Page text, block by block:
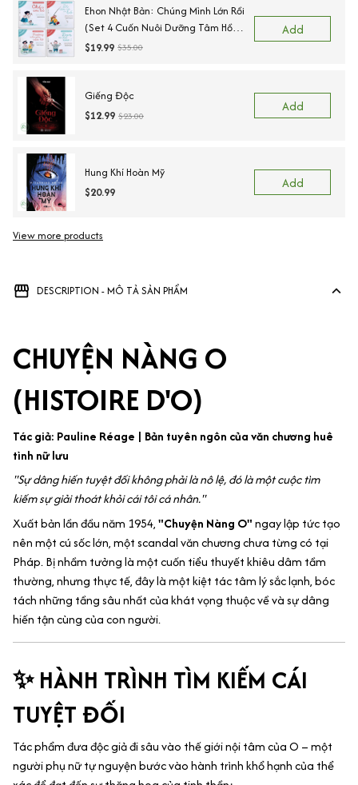
Ehon Nhật Bản: Chúng Mình Lớn Rồi
(Set 4 Cuốn Nuôi Dưỡng Tâm Hồn
Trẻ Từ 3-6 Tuổi / Ehon Cùng Con
$19.99 $35.00
Add
Giếng Độc
$12.99 $23.00
Add
Hung Khí Hoàn Mỹ
$20.99
Add
View more products
DESCRIPTION - MÔ TẢ SẢN PHẨM
CHUYỆN NÀNG O
(HISTOIRE D'O)
Tác giả: Pauline Réage | Bản tuyên ngôn của văn chương huê
tình nữ lưu
"Sự dâng hiến tuyệt đối không phải là nô lệ, đó là một cuộc tìm
kiếm sự giải thoát khỏi cái tôi cá nhân."
Xuất bản lần đầu năm 1954,"Chuyện Nàng O"ngay lập tức tạo
nên một cú sốc lớn, một scandal văn chương chưa từng có tại
Pháp. Bị nhầm tưởng là một cuốn tiểu thuyết khiêu dâm tầm
thường, nhưng thực tế, đây là một kiệt tác tâm lý sắc lạnh, bóc
tách những tầng sâu nhất của khát vọng thuộc về và sự dâng
hiến tận cùng của con người.
✨ HÀNH TRÌNH TÌM KIẾM CÁI
TUYỆT ĐỐI
Tác phẩm đưa độc giả đi sâu vào thế giới nội tâm của O – một
người phụ nữ tự nguyện bước vào hành trình khổ hạnh của thể